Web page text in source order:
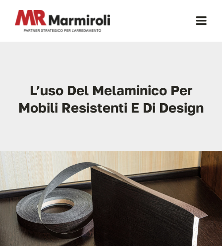
contenuto
Chi Siamo
Mobili Per Cucina
Mobili Per Ufficio
Cucine a Scomparsa
L’uso Del Melaminico Per
Mobili Resistenti E Di Design